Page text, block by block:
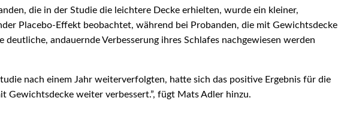
die in der Studie die leichtere Decke erhielten, wurde ein kleiner,
Placebo-Effekt beobachtet, während bei Probanden, die mit Gewichtsdecke
deutliche, andauernde Verbesserung ihres Schlafes nachgewiesen werden
nach einem Jahr weiterverfolgten, hatte sich das positive Ergebnis für die
Gewichtsdecke weiter verbessert.”, fügt Mats Adler hinzu.